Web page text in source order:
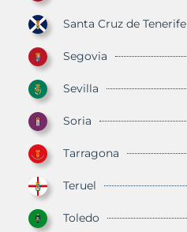
Santa Cruz de Tenerife
Segovia
Sevilla
Soria
Tarragona
Teruel
Toledo